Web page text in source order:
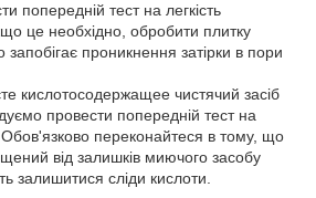
попередній тест на легкість
це необхідно, обробити плитку
проникнення затірки в пори
кислотосодержащее чистячий засіб
провести попередній тест на
Обов'язково переконайтеся в тому, що
від залишків миючого засобу
залишитися сліди кислоти.